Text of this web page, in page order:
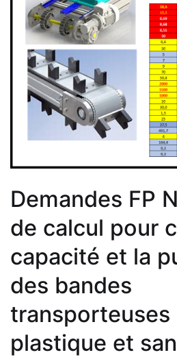
Demandes FP
de calcul pour
capacité et la
des bandes
transporteuses
plastique et